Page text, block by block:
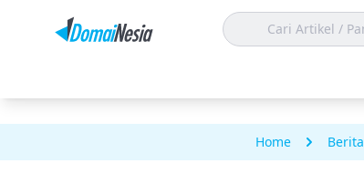
Home Berita